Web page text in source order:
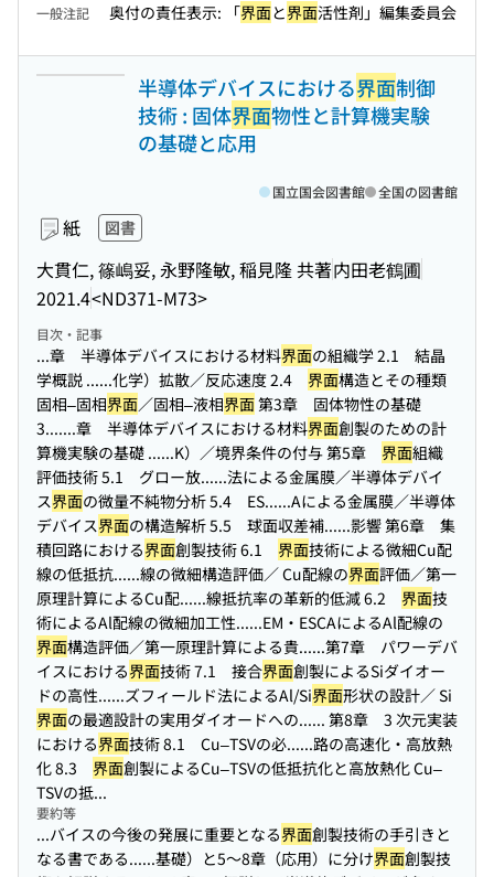
一般注記 奥付の責任表示: 「界面と界面活性剤」編集委員会
半導体デバイスにおける界面制御
技術 : 固体界面物性と計算機実験
の基礎と応用
紙 図書
大貫仁, 篠嶋妥, 永野隆敏, 稲見隆 共著内田老鶴圃
2021.4<ND371-M73>
国立国会図書館 全国の図書館
目次・記事
...章 半導体デバイスにおける材料界面の組織学 2.1 結晶
学概説 ......化学）拡散／反応速度 2.4 界面構造とその種類
固相–固相界面／固相–液相界面第3章 固体物性の基礎
3.......章 半導体デバイスにおける材料界面創製のための計
算機実験の基礎 ......K）／境界条件の付与 第5章 界面組織
評価技術 5.1 グロー放......法による金属膜／半導体デバイ
ス界面の微量不純物分析 5.4 ES......Aによる金属膜／半導体
デバイス界面の構造解析 5.5 球面収差補......影響 第6章 集
積回路における界面創製技術 6.1 界面技術による微細Cu配
線の低抵抗......線の微細構造評価／ Cu配線の界面評価／第一
原理計算によるCu配......線抵抗率の革新的低減 6.2 界面技
術によるAl配線の微細加工性......EM・ESCAによるAl配線の
界面構造評価／第一原理計算による貴......第7章 パワーデバ
イスにおける界面技術 7.1 接合界面創製によるSiダイオー
ドの高性......ズフィールド法によるAl/Si界面形状の設計／ Si
界面の最適設計の実用ダイオードへの...... 第8章 3 次元実装
における界面技術 8.1 Cu–TSVの必......路の高速化・高放熱
化 8.3 界面創製によるCu–TSVの低抵抗化と高放熱化 Cu–
TSVの抵...
要約等
...バイスの今後の発展に重要となる界面創製技術の手引きと
なる書である......基礎）と5〜8章（応用）に分け界面創製技